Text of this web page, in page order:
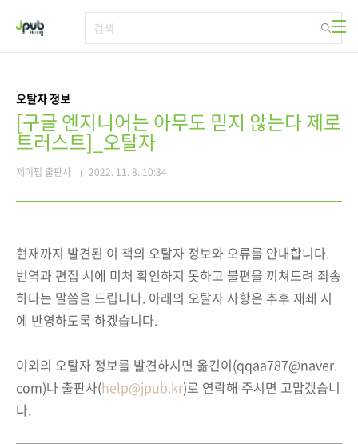
오탈자 정보
[구글 엔지니어는 아무도 믿지 않는다 제로
트러스트]_오탈자
제이펍 출판사 2022. 11. 8. 10:34
현재까지 발견된 이 책의 오탈자 정보와 오류를 안내합니다.
번역과 편집 시에 미처 확인하지 못하고 불편을 끼쳐드려 죄송
하다는 말씀을 드립니다. 아래의 오탈자 사항은 추후 재쇄 시
에 반영하도록 하겠습니다.
이외의 오탈자 정보를 발견하시면 옮긴이(qqaa787@naver.
com)나 출판사(help@jpub.kr)로 연락해 주시면 고맙겠습니
다.